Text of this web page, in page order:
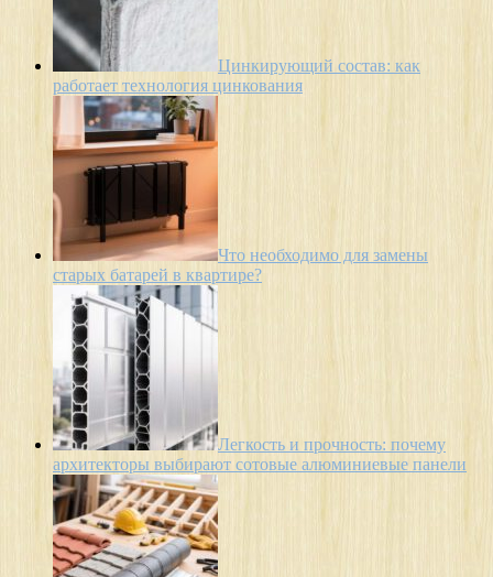
Цинкирующий состав: как
работает технология цинкования
Что необходимо для замены
старых батарей в квартире?
Легкость и прочность: почему
архитекторы выбирают сотовые алюминиевые панели